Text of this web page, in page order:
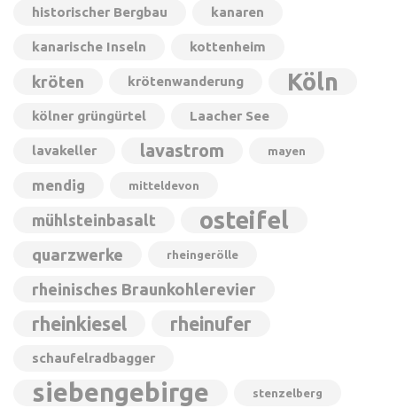
historischer Bergbau kanaren
kanarische Inseln kottenheim
kröten krötenwanderung Köln
kölner grüngürtel Laacher See
lavakeller lavastrom mayen
mendig mitteldevon
mühlsteinbasalt osteifel
quarzwerke rheingerölle
rheinisches Braunkohlerevier
rheinkiesel rheinufer
schaufelradbagger
siebengebirge stenzelberg